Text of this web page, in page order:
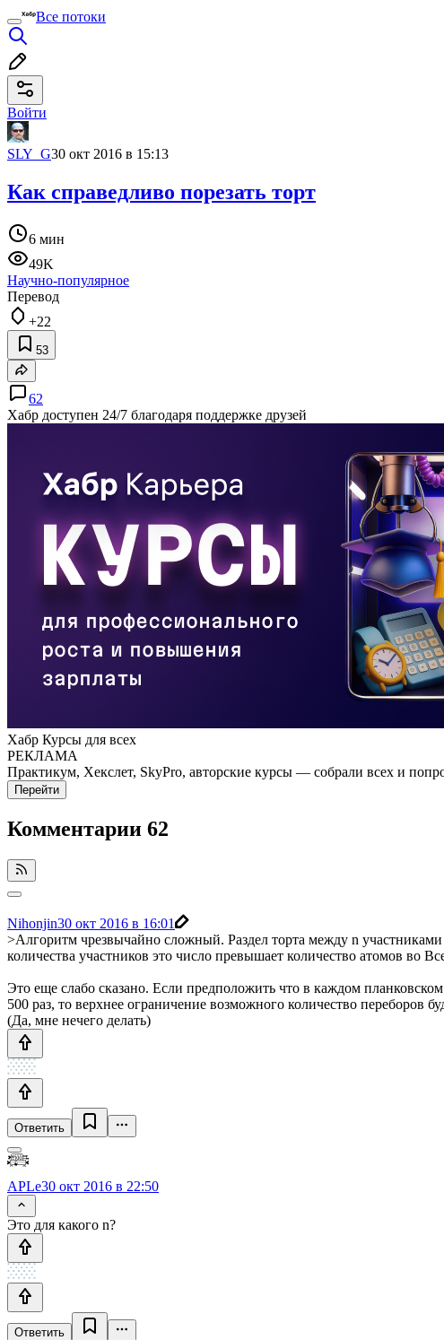
Все потоки
Войти
SLY_G30 окт 2016 в 15:13
Как справедливо порезать торт
6 мин
49K
Научно-популярное
Перевод
+22
53
62
Хабр доступен 24/7 благодаря поддержке друзей
Хабр Курсы для всех
РЕКЛАМА
Практикум, Хекслет, SkyPro, авторские курсы — собрали всех и
Перейти
Комментарии 62
Nihonjin30 окт 2016 в 16:01
>Алгоритм чрезвычайно сложный. Раздел торта между n
количества участников это число превышает количество атомов во
Это еще слабо сказано. Если предположить что в каждом
500 раз, то верхнее ограничение возможного количество переборов
(Да, мне нечего делать)
Ответить
APLe30 окт 2016 в 22:50
Это для какого n?
Ответить